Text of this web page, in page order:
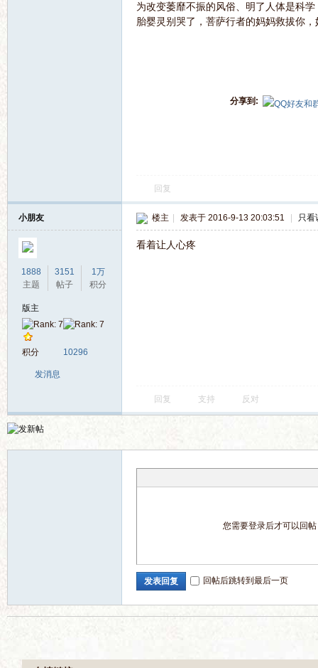
为改变萎靡不振的风俗、明了人体是科
胎婴灵别哭了，菩萨行者的妈妈救拔你
分享到:
回复
小朋友
1888
主题
3151
帖子
1万
积分
版主
积分 10296
发消息
楼主 发表于 2016-9-13 20:03:51 只看
看着让人心疼
回复 支持 反对
您需要登录后才可以回帖
发表回复 回帖后跳转到最后一页